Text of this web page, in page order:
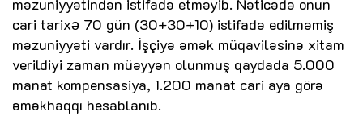
məzuniyyətindən istifadə etməyib. Nəticədə onun
cari tarixǝ 70 gün (30+30+10) istifadə edilməmiş
məzuniyyəti vardır. İşçiyə əmək müqaviləsinə xitam
verildiyi zaman müəyyən olunmuş qaydada 5.000
manat kompensasiya, 1.200 manat cari aya görə
əməkhaqqı hesablanıb.